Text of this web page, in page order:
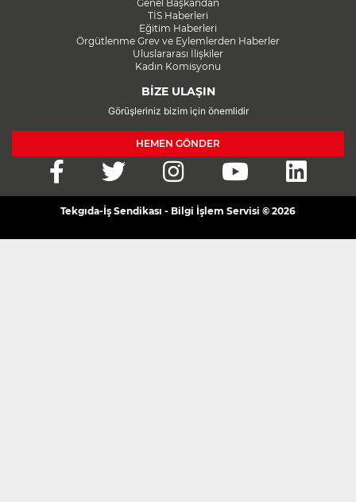
Genel Başkandan
TİS Haberleri
Eğitim Haberleri
Örgütlenme Grev ve Eylemlerden Haberler
Uluslararası İlişkiler
Kadın Komisyonu
BİZE ULAŞIN
Görüşleriniz bizim için önemlidir
HEMEN GÖNDER
Tekgıda-İş Sendikası - Bilgi İşlem Servisi © 2026